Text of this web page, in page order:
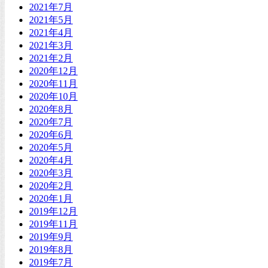
2021年7月
2021年5月
2021年4月
2021年3月
2021年2月
2020年12月
2020年11月
2020年10月
2020年8月
2020年7月
2020年6月
2020年5月
2020年4月
2020年3月
2020年2月
2020年1月
2019年12月
2019年11月
2019年9月
2019年8月
2019年7月